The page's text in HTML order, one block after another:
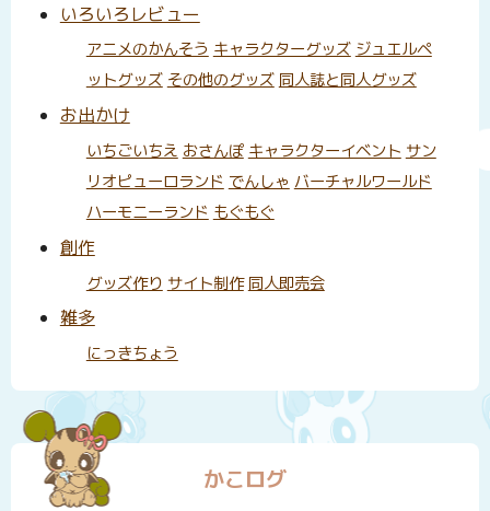
いろいろレビュー
アニメのかんそう キャラクターグッズ ジュエルペ
ットグッズ その他のグッズ 同人誌と同人グッズ
お出かけ
いちごいちえ おさんぽ キャラクターイベント サン
リオピューロランド でんしゃ バーチャルワールド
ハーモニーランド もぐもぐ
創作
グッズ作り サイト制作 同人即売会
雑多
にっきちょう
かこログ